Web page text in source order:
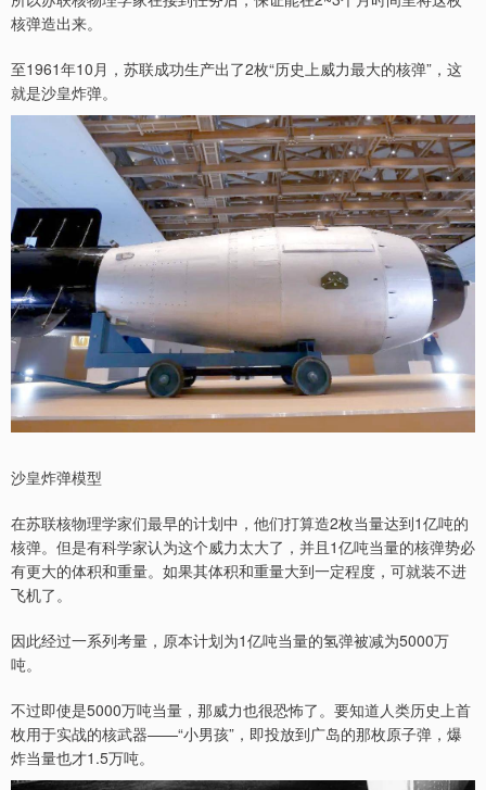
核弹造出来。
至1961年10月，苏联成功生产出了2枚“历史上威力最大的核弹”，这
就是沙皇炸弹。
沙皇炸弹模型
在苏联核物理学家们最早的计划中，他们打算造2枚当量达到1亿吨的
核弹。但是有科学家认为这个威力太大了，并且1亿吨当量的核弹势必
有更大的体积和重量。如果其体积和重量大到一定程度，可就装不进
飞机了。
因此经过一系列考量，原本计划为1亿吨当量的氢弹被减为5000万
吨。
不过即使是5000万吨当量，那威力也很恐怖了。要知道人类历史上首
枚用于实战的核武器——“小男孩”，即投放到广岛的那枚原子弹，爆
炸当量也才1.5万吨。